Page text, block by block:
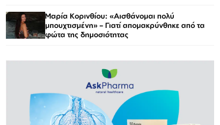
Μαρία Κορινθίου: «Αισθάνομαι πολύ
μπουχτισμένη» – Γιατί απομακρύνθηκε από τα
φώτα της δημοσιότητας